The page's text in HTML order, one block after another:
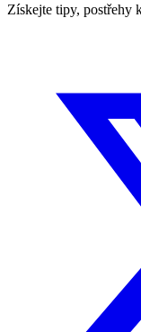
Získejte tipy, postřehy